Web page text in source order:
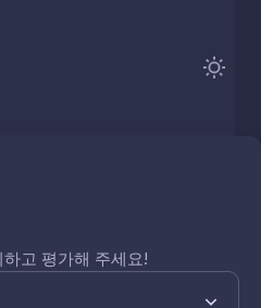
고 평가해 주세요!